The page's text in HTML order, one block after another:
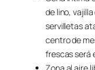
de lino,
servilletas
centro de
frescas será